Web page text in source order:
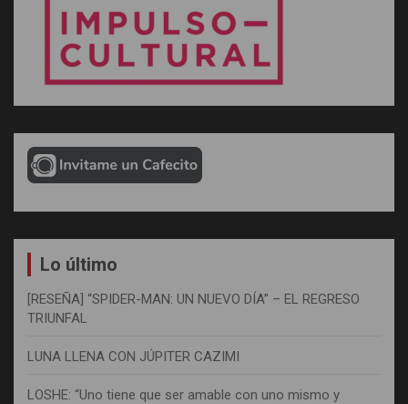
Lo último
[RESEÑA] “SPIDER-MAN: UN NUEVO DÍA” – EL REGRESO
TRIUNFAL
LUNA LLENA CON JÚPITER CAZIMI
LOSHE: “Uno tiene que ser amable con uno mismo y